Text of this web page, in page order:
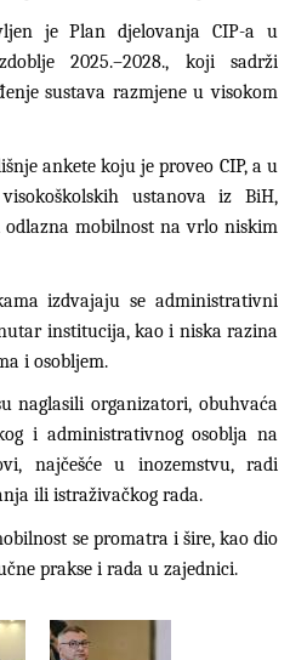
je Plan djelovanja CIP-a u
2025.–2028., koji sadrži
sustava razmjene u visokom
ankete koju je proveo CIP, a u
ustanova iz BiH,
mobilnost na vrlo niskim
izdvajaju se administrativni
institucija, kao i niska razina
i osobljem.
naglasili organizatori, obuhvaća
i administrativnog osoblja na
najčešće u inozemstvu, radi
ili istraživačkog rada.
se promatra i šire, kao dio
prakse i rada u zajednici.